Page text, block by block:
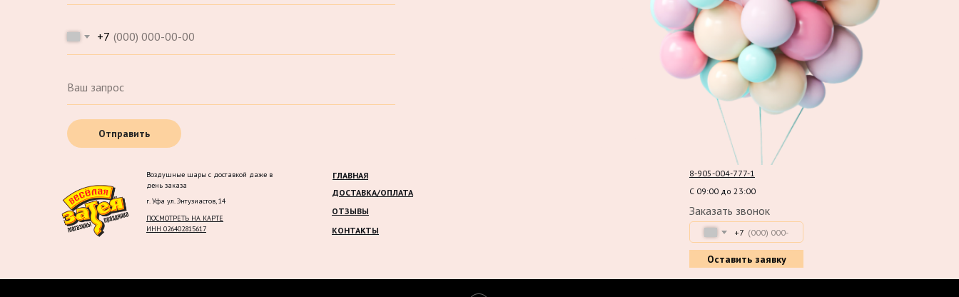
+7
Отправить
ОТЗЫВЫ
ГЛАВНАЯ
ДОСТАВКА/ОПЛАТА
КОНТАКТЫ
8-905-004-777-1
С 09:00 до 23:00
Воздушные шары с доставкой даже в
день заказа
Заказать звонок
+7
Оставить заявку
г. Уфа ул. Энтузиастов, 14
ПОСМОТРЕТЬ НА КАРТЕ
ИНН 026402815617